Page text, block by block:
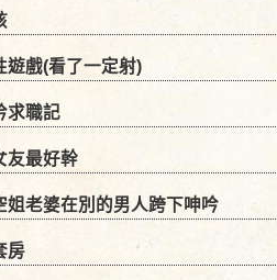
遊戲(看了一定射)
求職記
友最好幹
姐老婆在別的男人跨下呻吟
房